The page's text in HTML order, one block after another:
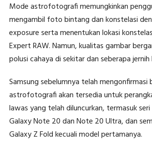
Mode astrofotografi memungkinkan
mengambil foto bintang dan konstelasi
exposure serta menentukan lokasi
Expert RAW. Namun, kualitas gambar
polusi cahaya di sekitar dan seberapa
Samsung sebelumnya telah mengonfirmasi
astrofotografi akan tersedia untuk
lawas yang telah diluncurkan, termasuk
Galaxy Note 20 dan Note 20 Ultra, dan
Galaxy Z Fold kecuali model pertamanya.